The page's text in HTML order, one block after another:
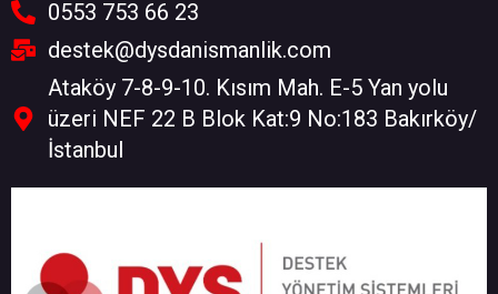
0553 753 66 23
destek@dysdanismanlik.com
Ataköy 7-8-9-10. Kısım Mah. E-5 Yan yolu
üzeri NEF 22 B Blok Kat:9 No:183 Bakırköy/
İstanbul